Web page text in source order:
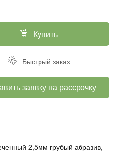
Купить
Быстрый заказ
заявку на рассрочку
2,5мм грубый абразив,